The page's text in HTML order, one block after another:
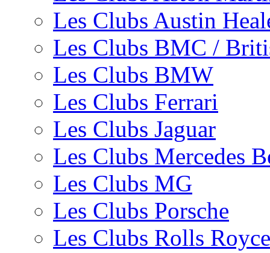
Les Clubs Austin
Les Clubs BMC /
Les Clubs BMW
Les Clubs Ferrari
Les Clubs Jaguar
Les Clubs Mercedes
Les Clubs MG
Les Clubs Porsche
Les Clubs Rolls